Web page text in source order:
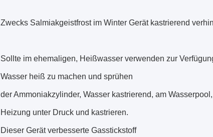
Zwecks Salmiakgeistfrost im Winter Gerät kastrierend
Sollte im ehemaligen, Heißwasser verwenden zur
Wasser heiß zu machen und sprühen
der Ammoniakzylinder, Wasser kastrierend, am
Heizung unter Druck und kastrieren.
Dieser Gerät verbesserte Gasstickstoff